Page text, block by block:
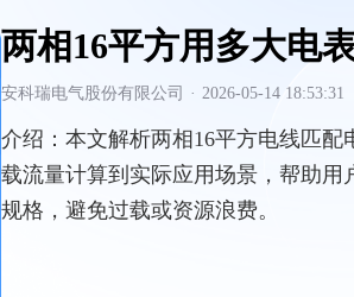
两相16平方用多大电
安科瑞电气股份有限公司 · 2026-05-14 18:53:31
介绍： 本文解析两相16平方电线匹配
载流量计算到实际应用场景，帮助用
规格，避免过载或资源浪费。